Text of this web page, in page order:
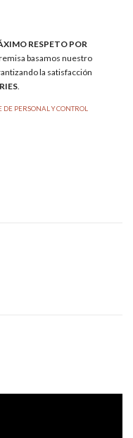
RESPETO POR
basamos nuestro
la satisfacción
PERSONAL Y CONTROL